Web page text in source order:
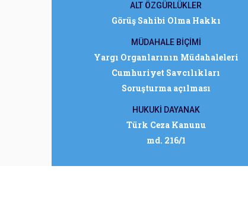
ALT ÖZGÜRLÜKLER
Görüş Sahibi Olma Hakkı
MÜDAHALE BİÇİMİ
Yargı Organlarının Müdahaleleri
Cumhuriyet Savcılıkları
Soruşturma açılması
HUKUKİ DAYANAK
Türk Ceza Kanunu
md. 216/1